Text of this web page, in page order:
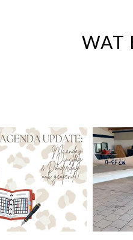
WAT